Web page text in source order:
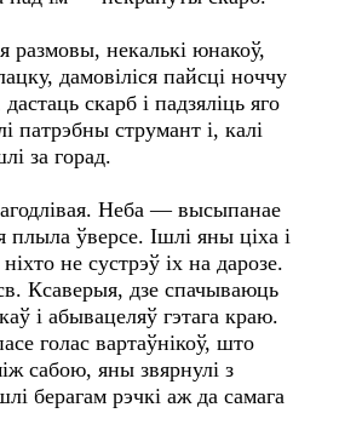
некалькі юнакоў,
дамовіліся пайсці ноччу
скарб і падзяліць яго
патрэбны струмант і, калі
за горад.
Неба — высыпанае
плыла ўверсе. Ішлі яны ціха і
не сустрэў іх на дарозе.
Ксаверыя, дзе спачываюць
і абывацеляў гэтага краю.
голас вартаўнікоў, што
сабою, яны звярнулі з
берагам рэчкі аж да самага